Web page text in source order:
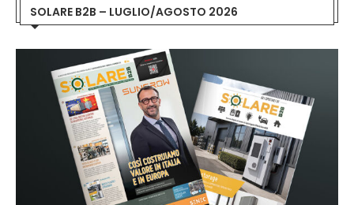
SOLARE B2B – LUGLIO/AGOSTO 2026